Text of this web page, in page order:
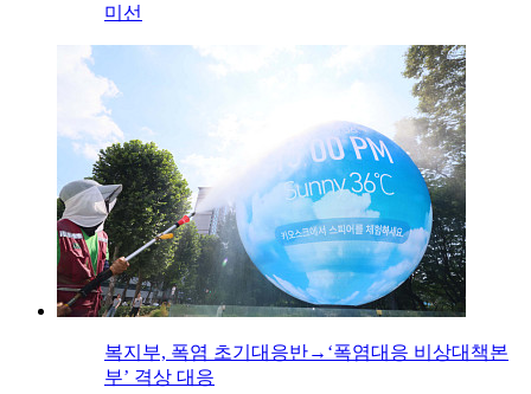
미선
복지부, 폭염 초기대응반→‘폭염대응 비상대책본
부’ 격상 대응